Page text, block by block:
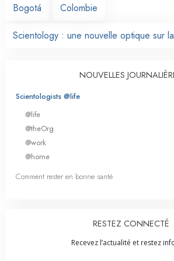
Bogotá
Colombie
Scientology : une nouvelle optique sur
NOUVELLES
Scientologists @life
@life
@theOrg
@work
@home
Comment rester en bonne santé
RESTEZ CONNECTÉ
Recevez l’actualité et restez